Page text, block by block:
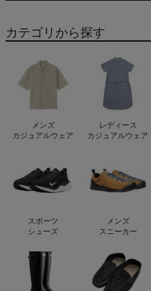
カテゴリから探す
メンズ
カジュアルウェア
レディース
カジュアルウェア
スポーツ
シューズ
メンズ
スニーカー